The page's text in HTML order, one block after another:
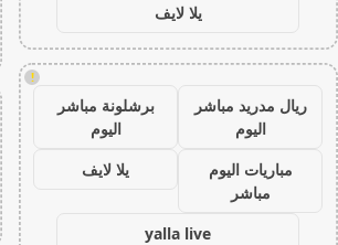
يلا لايف
!
ريال مدريد مباشر
اليوم
برشلونة مباشر
اليوم
مباريات اليوم
مباشر
يلا لايف
yalla live